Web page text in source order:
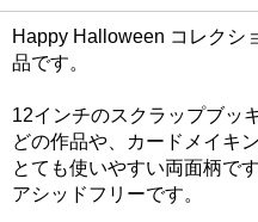
Happy Halloween コレクシ
品です。
12インチのスクラップブッ
どの作品や、カードメイキ
とても使いやすい両面柄です
アシッドフリーです。